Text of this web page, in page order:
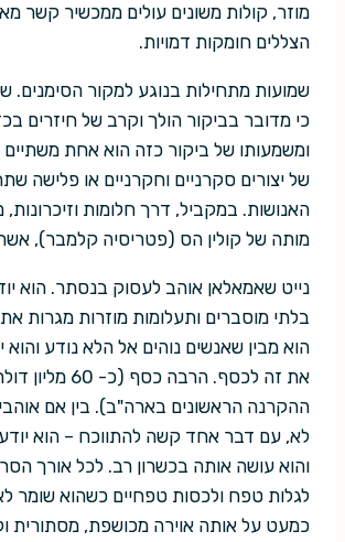
מוזר, קולות משונים עולים ממכשיר קשר
הצללים חומקות דמויות.
שמועות מתחילות בנוגע למקור הסימנים.
כי מדובר בביקור הולך וקרב של חיזרים
ומשמעותו של ביקור כזה הוא אחת משתיים
של יצורים סקרניים וחקרניים או פלישה
האנושות. במקביל, דרך חלומות וזיכרונות,
מותה של קולין הס (פטריסיה קלמבר),
נייט שאמאלאן אוהב לעסוק בנסתר. הוא
בלתי מוסברים ותעלומות מוזרות מגרות
הוא מבין שאנשים נוהים אל הלא נודע והוא
את זה לכסף. הרבה
ההקרנה הראשונים בארה"ב). בין אם
לא, עם דבר אחד קשה להתווכח – הוא
והוא עושה אותה בכשרון רב. לכל אורך
לגלות טפח ולכסות טפחיים כשהוא שומר
כמעט על אותה אוירה מכושפת, מסתורית